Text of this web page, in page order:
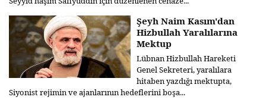
Şeyh Naim Kasım'dan
Hizbullah Yaralılarına
Mektup
Lübnan Hizbullah Hareketi
Genel Sekreteri, yaralılara
hitaben yazdığı mektupta,
Siyonist rejimin ve ajanlarının hedeflerini boşa...